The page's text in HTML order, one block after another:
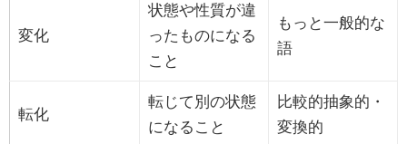
変化
状態や性質が違
ったものになる
こと
もっと一般的な
語
転化
転じて別の状態
になること
比較的抽象的・
変換的